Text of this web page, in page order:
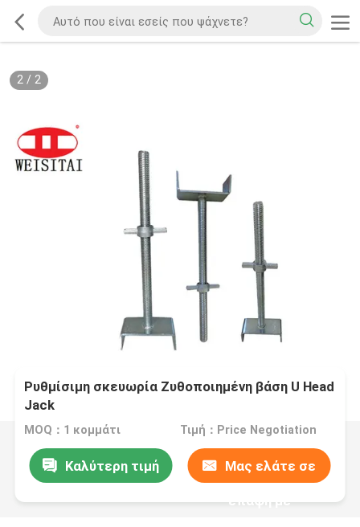
2/ 2
Ρυθμίσιμη σκευωρία Ζυθοποιημένη βάση U Head
Jack
MOQ：1 κομμάτι Τιμή：Price Negotiation
Καλύτερη τιμή Μας ελάτε σε
επαφή με